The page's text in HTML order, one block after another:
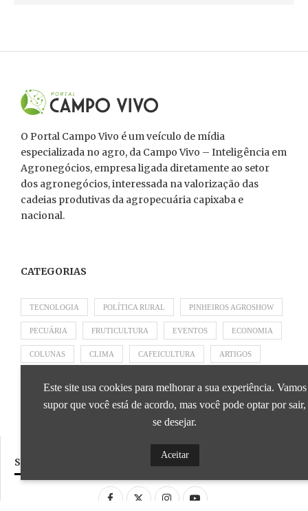
O Portal Campo Vivo é um veículo de mídia
especializada no agro, da Campo Vivo – Inteligência em
Agronegócios, empresa ligada diretamente ao setor
dos agronegócios, interessada na valorização das
cadeias produtivas da agropecuária capixaba e
nacional.
CATEGORIAS
TECNOLOGIA POLÍTICA RURAL PINHEIROS AGROSHOW
PECUÁRIA FRUTICULTURA EVENTOS ECONOMIA
COLUNAS CLIMA CAFEICULTURA ARTIGOS
APRESENTADO POR BRAPEX
SIGA NOSSAS REDES SOCIAIS
Este site usa cookies para melhorar a sua experiência. Vamos
supor que você está de acordo, mas você pode optar por sair,
se desejar.
Aceitar